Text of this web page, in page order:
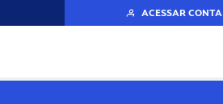
ACESSAR CONTA